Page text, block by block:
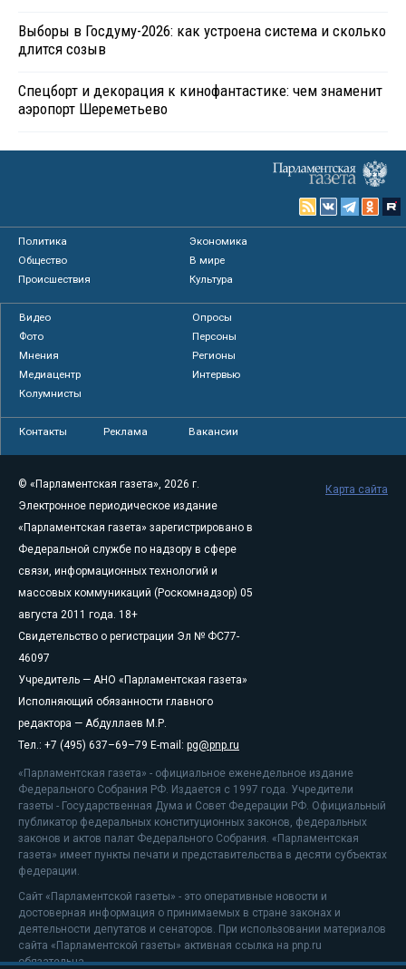
Выборы в Госдуму-2026: как устроена система и сколько
длится созыв
Спецборт и декорация к кинофантастике: чем знаменит
аэропорт Шереметьево
Политика
Экономика
Общество
В мире
Происшествия
Культура
Видео
Опросы
Фото
Персоны
Мнения
Регионы
Медиацентр
Интервью
Колумнисты
Контакты Реклама Вакансии
© «Парламентская газета», 2026 г.
Электронное периодическое издание
«Парламентская газета» зарегистрировано в
Федеральной службе по надзору в сфере
связи, информационных технологий и
массовых коммуникаций (Роскомнадзор) 05
августа 2011 года. 18+
Свидетельство о регистрации Эл № ФС77-
46097
Учредитель — АНО «Парламентская газета»
Исполняющий обязанности главного
редактора — Абдуллаев М.Р.
Тел.: +7 (495) 637–69–79 E-mail: pg@pnp.ru
«Парламентская газета» - официальное еженедельное издание
Федерального Собрания РФ. Издается с 1997 года. Учредители
газеты - Государственная Дума и Совет Федерации РФ. Официальный
публикатор федеральных конституционных законов, федеральных
законов и актов палат Федерального Собрания. «Парламентская
газета» имеет пункты печати и представительства в десяти субъектах
федерации.
Сайт «Парламентской газеты» - это оперативные новости и
достоверная информация о принимаемых в стране законах и
деятельности депутатов и сенаторов. При использовании материалов
сайта «Парламентской газеты» активная ссылка на pnp.ru
обязательна.
Карта сайта